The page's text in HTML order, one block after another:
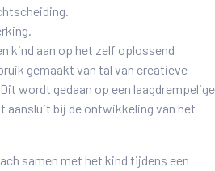
kind aan op het zelf oplossend
gemaakt van tal van creatieve
wordt gedaan op een laagdrempelige
aansluit bij de ontwikkeling van het
samen met het kind tijdens een